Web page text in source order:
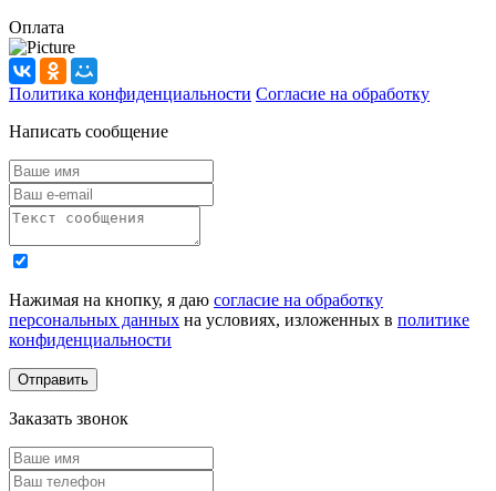
Оплата
Политика конфиденциальности Согласие на обработку
Написать сообщение
Нажимая на кнопку, я даю согласие на обработку
персональных данных на условиях, изложенных в политике
конфиденциальности
Заказать звонок